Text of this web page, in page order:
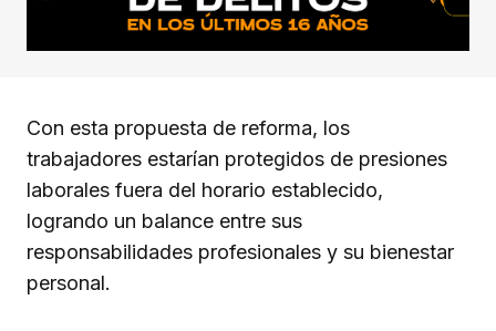
Con esta propuesta de reforma, los
trabajadores estarían protegidos de presiones
laborales fuera del horario establecido,
logrando un balance entre sus
responsabilidades profesionales y su bienestar
personal.